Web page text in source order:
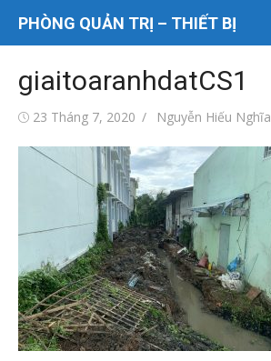
Chuyển
dung
PHÒNG QUẢN TRỊ – THIẾT BỊ
giaitoaranhdatCS1
Đăng23 Tháng 7, 2020
Tác
Nguyễn Hiếu Nghĩa